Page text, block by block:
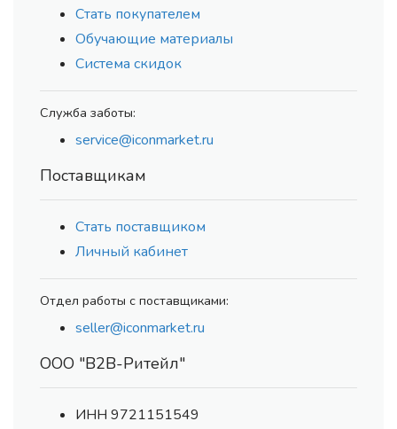
Стать покупателем
Обучающие материалы
Система скидок
Служба заботы:
service@iconmarket.ru
Поставщикам
Стать поставщиком
Личный кабинет
Отдел работы с поставщиками:
seller@iconmarket.ru
ООО "В2В-Ритейл"
ИНН 9721151549